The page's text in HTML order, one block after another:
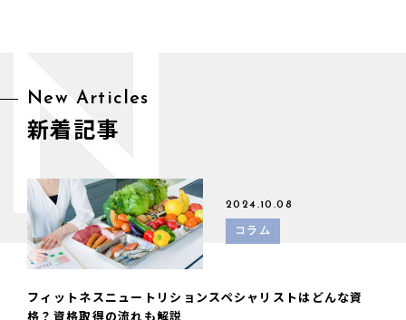
New Articles
新着記事
2024.10.08
コラム
フィットネスニュートリションスペシャリストはどんな資
格？資格取得の流れも解説